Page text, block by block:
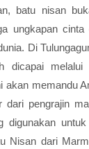
batu nisan
ungkapan cinta
Di
dicapai melalui
akan memandu
pengrajin
digunakan
Nisan dari